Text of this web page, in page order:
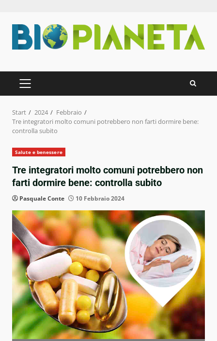
Inhalt
springen
PRIMÄRES
MENÜ
Start 2024
Febbraio
Tre integratori molto comuni potrebbero non farti dormire bene:
controlla subito
Salute e benessere
Tre integratori molto comuni potrebbero non
farti dormire bene: controlla subito
Pasquale Conte 10 Febbraio 2024